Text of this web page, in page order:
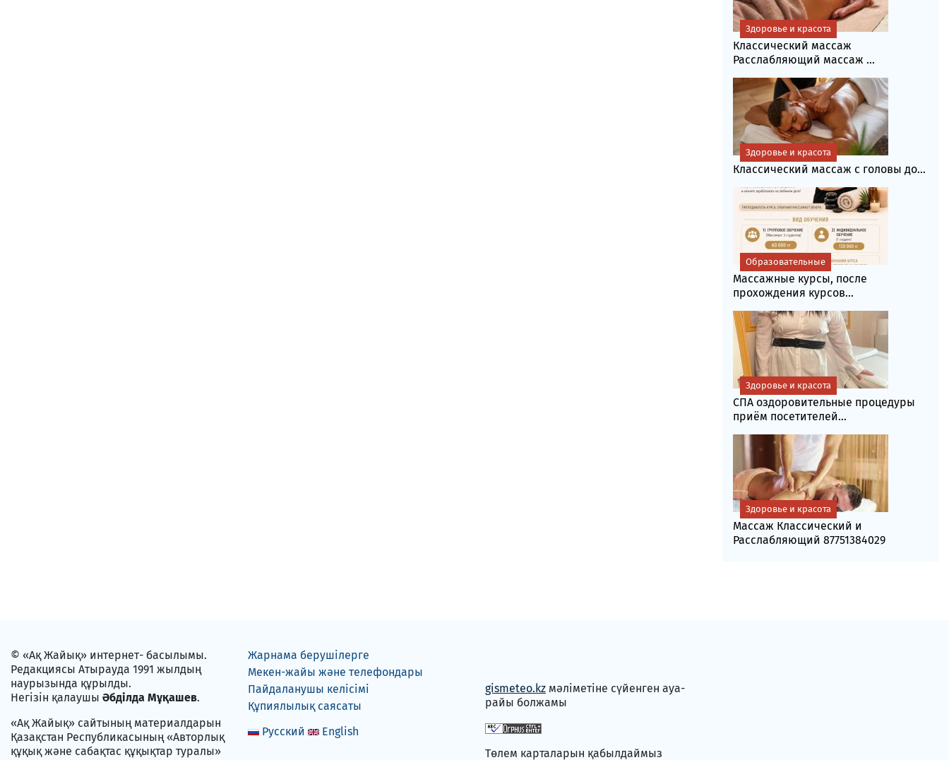
Классический массаж
Расслабляющий массаж ...
Здоровье и красота
Классический массаж с головы до...
Здоровье и красота
Массажные курсы, после
прохождения курсов...
Образовательные
СПА оздоровительные процедуры
приём посетителей...
Здоровье и красота
Массаж Классический и
Расслабляющий 87751384029
Здоровье и красота
© «Ақ Жайық» интернет- басылымы.
Редакциясы Атырауда 1991 жылдың
наурызында құрылды.
Негізін қалаушы Әбділда Мұқашев.
«Ақ Жайық» сайтының материалдарын
Қазақстан Республикасының «Авторлық
құқық және сабақтас құқықтар туралы»
Жарнама берушілерге
Мекен-жайы және телефондары
Пайдаланушы келісімі
Құпиялылық саясаты
Русский
English
gismeteo.kz мәліметіне сүйенген ауа-
райы болжамы
Төлем карталарын қабылдаймыз